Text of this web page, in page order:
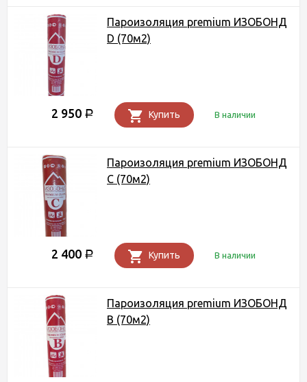
Пароизоляция premium ИЗОБОНД
D (70м2)
2 950 Р Купить В наличии
Пароизоляция premium ИЗОБОНД
С (70м2)
2 400 Р Купить В наличии
Пароизоляция premium ИЗОБОНД
В (70м2)